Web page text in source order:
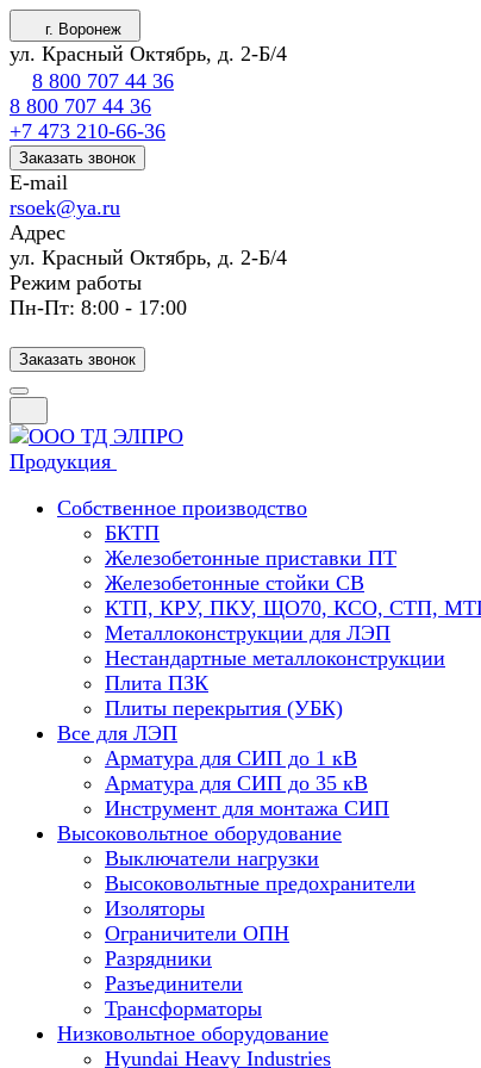
г. Воронеж
ул. Красный Октябрь, д. 2-Б/4
8 800 707 44 36
8 800 707 44 36
+7 473 210-66-36
Заказать звонок
E-mail
rsoek@ya.ru
Адрес
ул. Красный Октябрь, д. 2-Б/4
Режим работы
Пн-Пт: 8:00 - 17:00
Заказать звонок
Продукция
Собственное производство
БКТП
Железобетонные приставки ПТ
Железобетонные стойки СВ
КТП, КРУ, ПКУ, ЩО70, КСО, СТП,
Металлоконструкции для ЛЭП
Нестандартные металлоконструкции
Плита ПЗК
Плиты перекрытия (УБК)
Все для ЛЭП
Арматура для СИП до 1 кВ
Арматура для СИП до 35 кВ
Инструмент для монтажа СИП
Высоковольтное оборудование
Выключатели нагрузки
Высоковольтные предохранители
Изоляторы
Ограничители ОПН
Разрядники
Разъединители
Трансформаторы
Низковольтное оборудование
Hyundai Heavy Industries